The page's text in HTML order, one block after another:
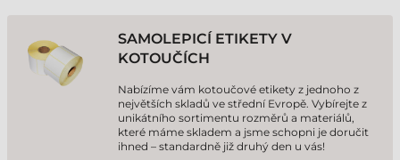
SAMOLEPICÍ ETIKETY V
KOTOUČÍCH
Nabízíme vám kotoučové etikety z jednoho z
největších skladů ve střední Evropě. Vybírejte z
unikátního sortimentu rozměrů a materiálů,
které máme skladem a jsme schopni je doručit
ihned – standardně již druhý den u vás!